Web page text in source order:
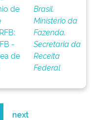
de
-
de
Brasil.
Ministério da
Fazenda.
Secretaria da
Receita
Federal
next